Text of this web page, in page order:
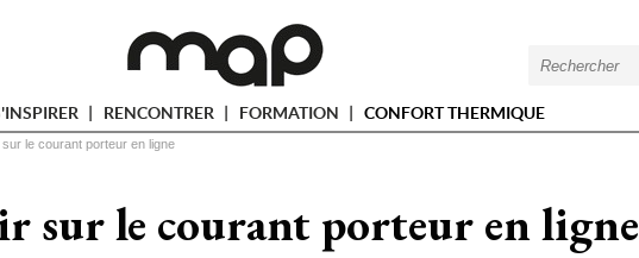
RENCONTRER FORMATION CONFORT THERMIQUE
le courant porteur en ligne
sur le courant porteur en ligne